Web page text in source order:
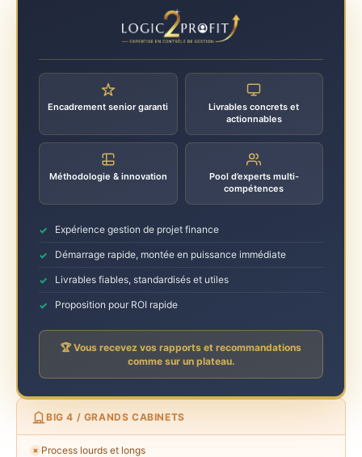
Encadrement senior garanti
Livrables concrets et
actionnables
Méthodologie & innovation
Pool d’experts multi-
compétences
Expérience gestion de projet finance
Démarrage rapide, montée en puissance immédiate
Livrables fiables, standardisés et utiles
Proposition pour ROI rapide
🏆 Vous recevez vos rapports et recommandations
comme sur un plateau.
BIG 4 / GRANDS CABINETS
✗ Process lourds et longs